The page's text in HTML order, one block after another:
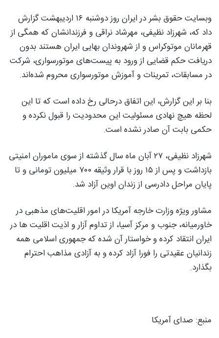
وبسایت حقوق بشر در ایران روز دوشنبه ۱۶ اردیبهشت گزارش
داد که، شهرزاد نظیفی، مهرشاد نراقی و فرزندانشان که همگی از
قهرمانان موتوکراس و از شهروندان بهایی ایران هستند بدون
دریافت حکم قضایی از ورود به پیست‌های موتورسواری، شرکت
در مسابقات، تمرینات و آموزش موتورسواری محروم شده‌اند.
بنا بر این گزارش، این اتفاق درحالی رخ داده است که تا این
لحظه هیچ نهادی مسئولیت این محدودیت را قبول نکرده و
حکمی بابت آن صادر نشده است.
شهرزاد نظیفی، ۲۷ آبان ماه سال گذشته از سوی ماموران امنیتی
بازداشت و پس از ۱۵ روز با قرار وثیقه ۷۰۰ میلیون تومانی و تا
پایان مراحل دادرسی از زندان اوین آزاد شد.
مشاور ویژه وزارت خارجه آمریکا در امور اقلیت‌های مذهبی در
خاورمیانه، جنوب و مرکز آسیا، از تداوم آزار و اذیت اقلیت ها در
ایران انتقاد کرده و خواستار آن شده که جمهوری اسلامی همه
زندانیان عقیدتی را فورا آزاد کرده و به آزادی مذاهب احترام
بگذارد.
منبع: صدای آمریکا